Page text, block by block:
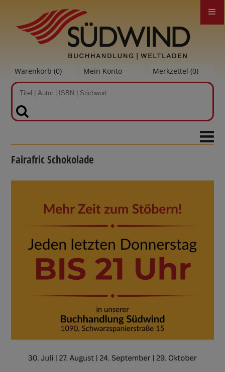
Warenkorb (0) Mein Konto Merkzettel (0)
Fairafric Schokolade